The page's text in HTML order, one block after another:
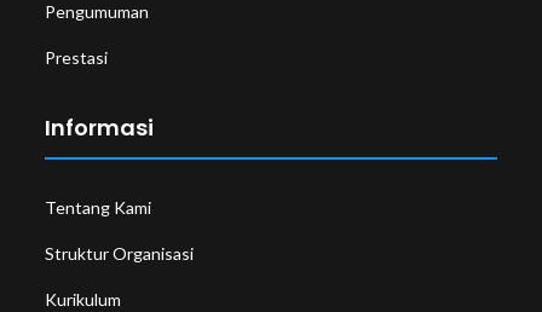
Pengumuman
Prestasi
Informasi
Tentang Kami
Struktur Organisasi
Kurikulum